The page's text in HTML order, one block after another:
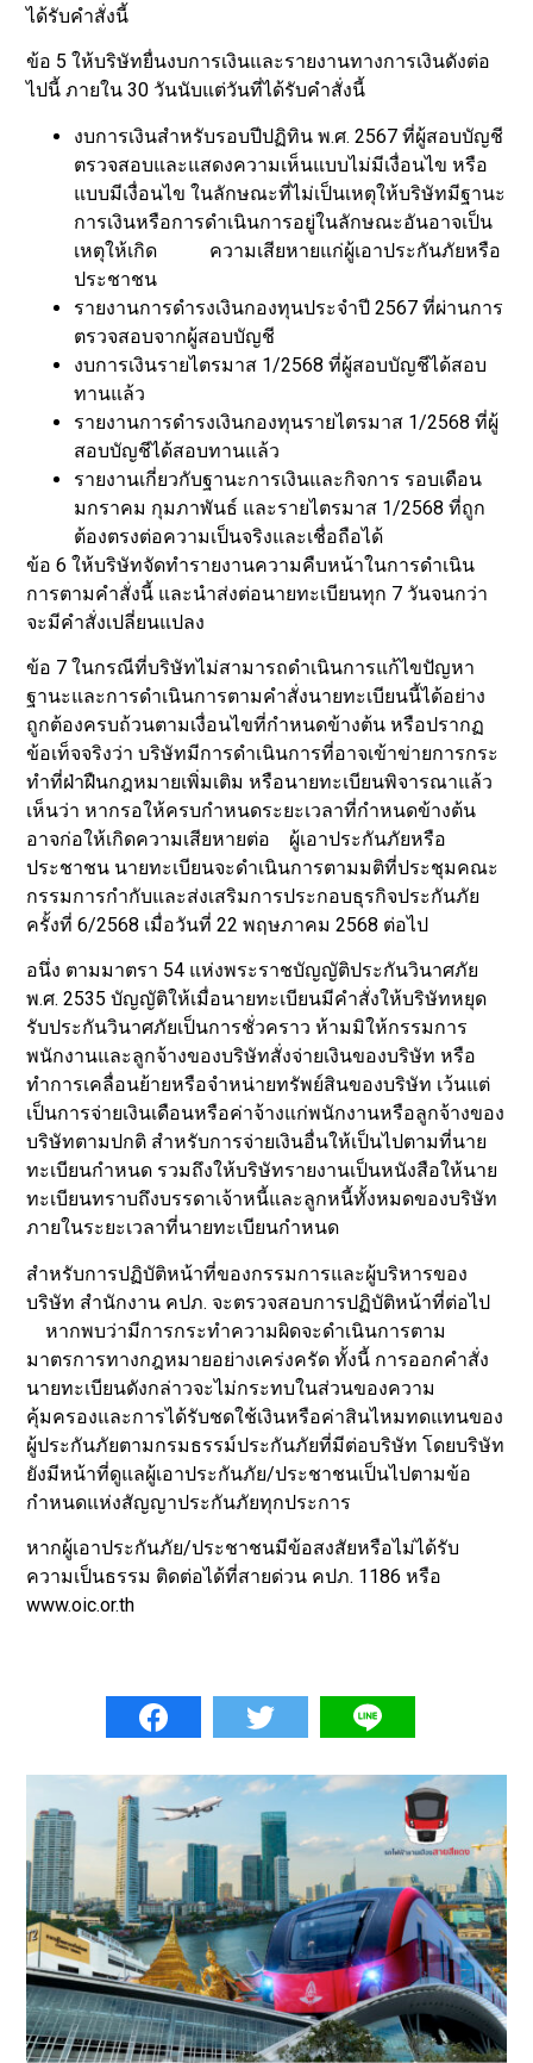
ได้รับคำสั่งนี้
ข้อ 5 ให้บริษัทยื่นงบการเงินและรายงานทางการเงินดังต่อ
ไปนี้ ภายใน 30 วันนับแต่วันที่ได้รับคำสั่งนี้
งบการเงินสำหรับรอบปีปฏิทิน พ.ศ. 2567 ที่ผู้สอบบัญชี
ตรวจสอบและแสดงความเห็นแบบไม่มีเงื่อนไข หรือ
แบบมีเงื่อนไข ในลักษณะที่ไม่เป็นเหตุให้บริษัทมีฐานะ
การเงินหรือการดำเนินการอยู่ในลักษณะอันอาจเป็น
เหตุให้เกิด ความเสียหายแก่ผู้เอาประกันภัยหรือ
ประชาชน
รายงานการดำรงเงินกองทุนประจำปี 2567 ที่ผ่านการ
ตรวจสอบจากผู้สอบบัญชี
งบการเงินรายไตรมาส 1/2568 ที่ผู้สอบบัญชีได้สอบ
ทานแล้ว
รายงานการดำรงเงินกองทุนรายไตรมาส 1/2568 ที่ผู้
สอบบัญชีได้สอบทานแล้ว
รายงานเกี่ยวกับฐานะการเงินและกิจการ รอบเดือน
มกราคม กุมภาพันธ์ และรายไตรมาส 1/2568 ที่ถูก
ต้องตรงต่อความเป็นจริงและเชื่อถือได้
ข้อ 6 ให้บริษัทจัดทำรายงานความคืบหน้าในการดำเนิน
การตามคำสั่งนี้ และนำส่งต่อนายทะเบียนทุก 7 วันจนกว่า
จะมีคำสั่งเปลี่ยนแปลง
ข้อ 7 ในกรณีที่บริษัทไม่สามารถดำเนินการแก้ไขปัญหา
ฐานะและการดำเนินการตามคำสั่งนายทะเบียนนี้ได้อย่าง
ถูกต้องครบถ้วนตามเงื่อนไขที่กำหนดข้างต้น หรือปรากฏ
ข้อเท็จจริงว่า บริษัทมีการดำเนินการที่อาจเข้าข่ายการกระ
ทำที่ฝ่าฝืนกฎหมายเพิ่มเติม หรือนายทะเบียนพิจารณาแล้ว
เห็นว่า หากรอให้ครบกำหนดระยะเวลาที่กำหนดข้างต้น
อาจก่อให้เกิดความเสียหายต่อ ผู้เอาประกันภัยหรือ
ประชาชน นายทะเบียนจะดำเนินการตามมติที่ประชุมคณะ
กรรมการกำกับและส่งเสริมการประกอบธุรกิจประกันภัย
ครั้งที่ 6/2568 เมื่อวันที่ 22 พฤษภาคม 2568 ต่อไป
อนึ่ง ตามมาตรา 54 แห่งพระราชบัญญัติประกันวินาศภัย
พ.ศ. 2535 บัญญัติให้เมื่อนายทะเบียนมีคำสั่งให้บริษัทหยุด
รับประกันวินาศภัยเป็นการชั่วคราว ห้ามมิให้กรรมการ
พนักงานและลูกจ้างของบริษัทสั่งจ่ายเงินของบริษัท หรือ
ทำการเคลื่อนย้ายหรือจำหน่ายทรัพย์สินของบริษัท เว้นแต่
เป็นการจ่ายเงินเดือนหรือค่าจ้างแก่พนักงานหรือลูกจ้างของ
บริษัทตามปกติ สำหรับการจ่ายเงินอื่นให้เป็นไปตามที่นาย
ทะเบียนกำหนด รวมถึงให้บริษัทรายงานเป็นหนังสือให้นาย
ทะเบียนทราบถึงบรรดาเจ้าหนี้และลูกหนี้ทั้งหมดของบริษัท
ภายในระยะเวลาที่นายทะเบียนกำหนด
สำหรับการปฏิบัติหน้าที่ของกรรมการและผู้บริหารของ
บริษัท สำนักงาน คปภ. จะตรวจสอบการปฏิบัติหน้าที่ต่อไป
หากพบว่ามีการกระทำความผิดจะดำเนินการตาม
มาตรการทางกฎหมายอย่างเคร่งครัด ทั้งนี้ การออกคำสั่ง
นายทะเบียนดังกล่าวจะไม่กระทบในส่วนของความ
คุ้มครองและการได้รับชดใช้เงินหรือค่าสินไหมทดแทนของ
ผู้ประกันภัยตามกรมธรรม์ประกันภัยที่มีต่อบริษัท โดยบริษัท
ยังมีหน้าที่ดูแลผู้เอาประกันภัย/ประชาชนเป็นไปตามข้อ
กำหนดแห่งสัญญาประกันภัยทุกประการ
หากผู้เอาประกันภัย/ประชาชนมีข้อสงสัยหรือไม่ได้รับ
ความเป็นธรรม ติดต่อได้ที่สายด่วน คปภ. 1186 หรือ
www.oic.or.th